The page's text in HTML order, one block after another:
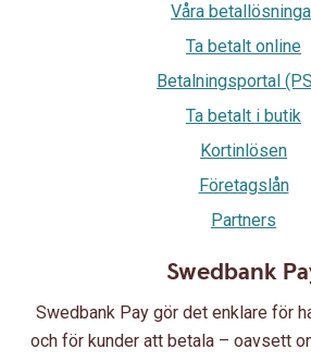
Swedbank
Swedbank Pay gör det enklare för
och för kunder att betala – oavsett
Våra
Ta betalt online
Betalningsportal
Ta betalt i butik
Kortinlösen
Företagslån
Partners